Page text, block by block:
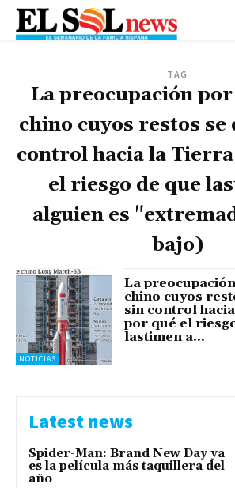
TAG
La preocupación
chino cuyos restos
control hacia la
el riesgo de que
alguien es
bajo)
NOTICIAS
La
chino cuyos
sin control
por qué el
lastimen a...
Latest news
Spider-Man: Brand New Day ya
es la película más taquillera del
año